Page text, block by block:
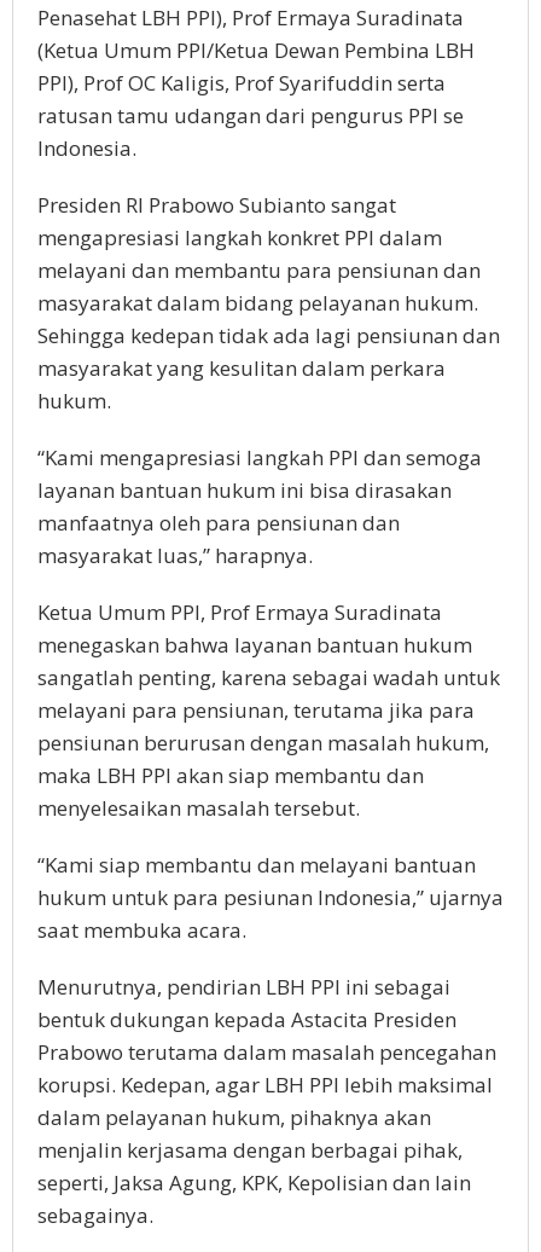
Penasehat LBH PPI), Prof Ermaya Suradinata
(Ketua Umum PPI/Ketua Dewan Pembina LBH
PPI), Prof OC Kaligis, Prof Syarifuddin serta
ratusan tamu udangan dari pengurus PPI se
Indonesia.
Presiden RI Prabowo Subianto sangat
mengapresiasi langkah konkret PPI dalam
melayani dan membantu para pensiunan dan
masyarakat dalam bidang pelayanan hukum.
Sehingga kedepan tidak ada lagi pensiunan dan
masyarakat yang kesulitan dalam perkara
hukum.
“Kami mengapresiasi langkah PPI dan semoga
layanan bantuan hukum ini bisa dirasakan
manfaatnya oleh para pensiunan dan
masyarakat luas,” harapnya.
Ketua Umum PPI, Prof Ermaya Suradinata
menegaskan bahwa layanan bantuan hukum
sangatlah penting, karena sebagai wadah untuk
melayani para pensiunan, terutama jika para
pensiunan berurusan dengan masalah hukum,
maka LBH PPI akan siap membantu dan
menyelesaikan masalah tersebut.
“Kami siap membantu dan melayani bantuan
hukum untuk para pesiunan Indonesia,” ujarnya
saat membuka acara.
Menurutnya, pendirian LBH PPI ini sebagai
bentuk dukungan kepada Astacita Presiden
Prabowo terutama dalam masalah pencegahan
korupsi. Kedepan, agar LBH PPI lebih maksimal
dalam pelayanan hukum, pihaknya akan
menjalin kerjasama dengan berbagai pihak,
seperti, Jaksa Agung, KPK, Kepolisian dan lain
sebagainya.